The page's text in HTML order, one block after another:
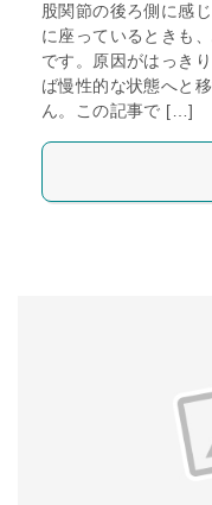
股関節の後ろ側に感
に座っているときも
です。原因がはっき
ば慢性的な状態へと
ん。この記事で […]